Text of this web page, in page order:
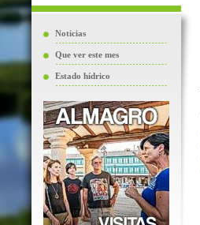
Noticias
Que ver este mes
Estado hídrico